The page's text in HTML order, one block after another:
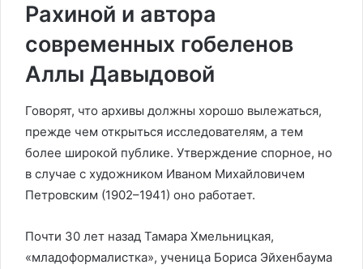
Рахиной и автора
современных гобеленов
Аллы Давыдовой
Говорят, что архивы должны хорошо вылежаться,
прежде чем открыться исследователям, а тем
более широкой публике. Утверждение спорное, но
в случае с художником Иваном Михайловичем
Петровским (1902–1941) оно работает.
Почти 30 лет назад Тамара Хмельницкая,
«младоформалистка», ученица Бориса Эйхенбаума